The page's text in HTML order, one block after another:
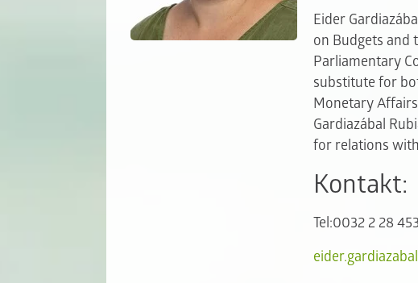
Eider
on Budgets and
Parliamentary
substitute for
Monetary
Gardiazábal
for relations
Kontakt:
Tel:0032 2 28